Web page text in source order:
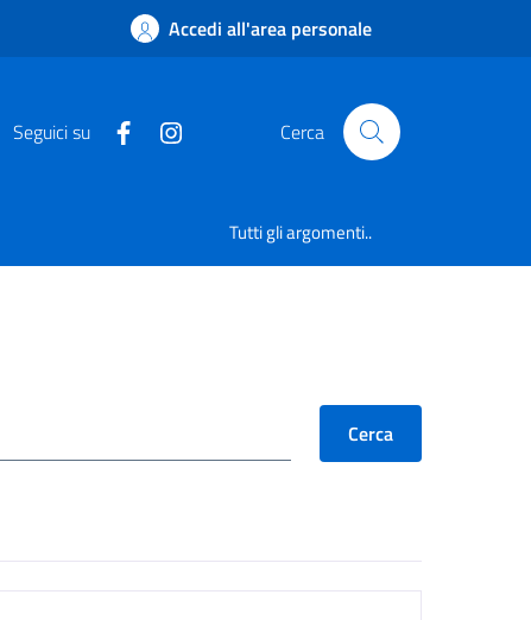
Accedi all'area personale
Seguici su Cerca
Tutti gli argomenti..
Cerca